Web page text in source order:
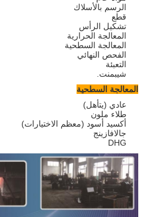
الرسم بالأسلاك
قطع
تشكيل الرأس
المعالجة الحرارية
المعالجة السطحية
الفحص النهائي
التعبئة
شيبمنت.
المعالجة السطحية
عادي (يتأهل)
طلاء ملون
أكسيد أسود (معظم الاختيارات)
جالافازينج
DHG